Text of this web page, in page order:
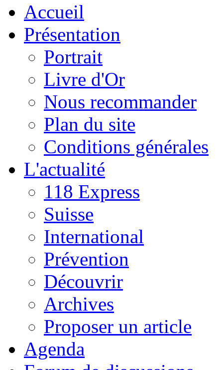
Accueil
Présentation
Portrait
Livre d'Or
Nous recommander
Plan du site
Conditions générales
L'actualité
118 Express
Suisse
International
Prévention
Découvrir
Archives
Proposer un article
Agenda